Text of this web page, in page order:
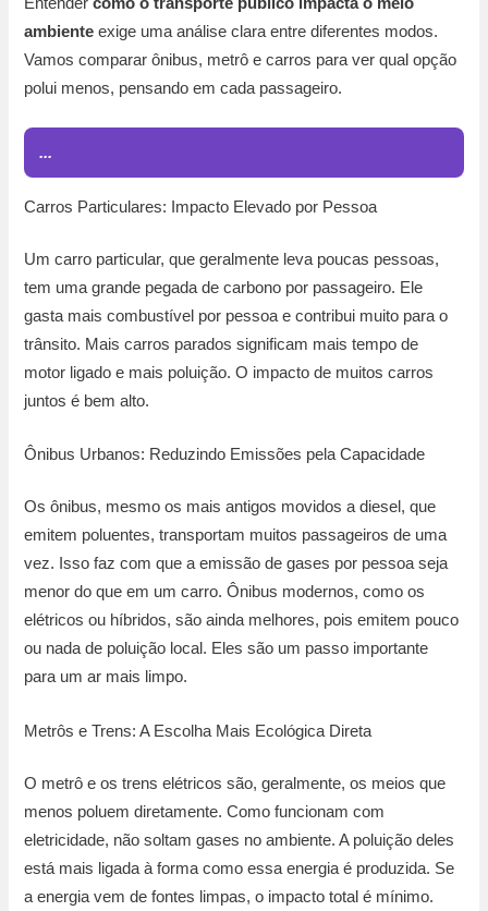
ambiente exige uma análise clara entre diferentes modos.
Vamos comparar ônibus, metrô e carros para ver qual opção
polui menos, pensando em cada passageiro.
...
Carros Particulares: Impacto Elevado por Pessoa
Um carro particular, que geralmente leva poucas pessoas,
tem uma grande pegada de carbono por passageiro. Ele
gasta mais combustível por pessoa e contribui muito para o
trânsito. Mais carros parados significam mais tempo de
motor ligado e mais poluição. O impacto de muitos carros
juntos é bem alto.
Ônibus Urbanos: Reduzindo Emissões pela Capacidade
Os ônibus, mesmo os mais antigos movidos a diesel, que
emitem poluentes, transportam muitos passageiros de uma
vez. Isso faz com que a emissão de gases por pessoa seja
menor do que em um carro. Ônibus modernos, como os
elétricos ou híbridos, são ainda melhores, pois emitem pouco
ou nada de poluição local. Eles são um passo importante
para um ar mais limpo.
Metrôs e Trens: A Escolha Mais Ecológica Direta
O metrô e os trens elétricos são, geralmente, os meios que
menos poluem diretamente. Como funcionam com
eletricidade, não soltam gases no ambiente. A poluição deles
está mais ligada à forma como essa energia é produzida. Se
a energia vem de fontes limpas, o impacto total é mínimo.